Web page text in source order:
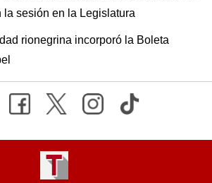
la sesión en la Legislatura
rionegrina incorporó la Boleta